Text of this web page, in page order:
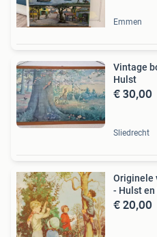
Emmen
Vintage
Hulst
€ 30,00
Sliedrecht
Originele
- Hulst
€ 20,00